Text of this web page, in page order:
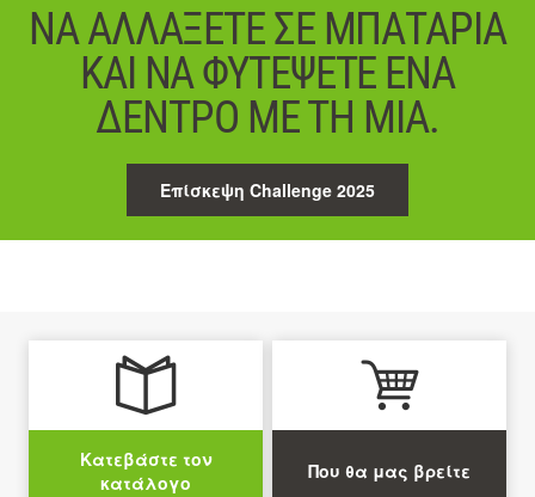
ΝΑ ΑΛΛΆΞΕΤΕ ΣΕ ΜΠΑΤΑΡΊΑ
ΚΑΙ ΝΑ ΦΥΤΈΨΕΤΕ ΈΝΑ
ΔΈΝΤΡΟ ΜΕ ΤΗ ΜΊΑ.
Επίσκεψη Challenge 2025
Κατεβάστε τον
κατάλογο
Που θα μας βρείτε